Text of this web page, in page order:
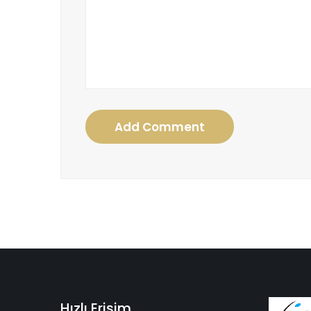
Add Comment